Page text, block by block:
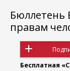
Бюллетень
правам
Бесплатная